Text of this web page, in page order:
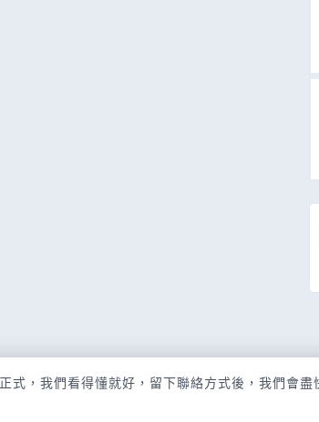
式，我們看得懂就好，留下聯絡方式後，我們會盡